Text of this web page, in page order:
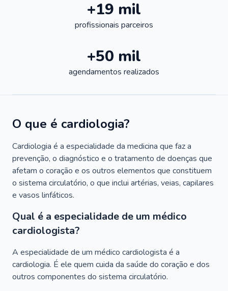
+19 mil
profissionais parceiros
+50 mil
agendamentos realizados
O que é cardiologia?
Cardiologia é a especialidade da medicina que faz a
prevenção, o diagnóstico e o tratamento de doenças que
afetam o coração e os outros elementos que constituem
o sistema circulatório, o que inclui artérias, veias, capilares
e vasos linfáticos.
Qual é a especialidade de um médico
cardiologista?
A especialidade de um médico cardiologista é a
cardiologia. É ele quem cuida da saúde do coração e dos
outros componentes do sistema circulatório.